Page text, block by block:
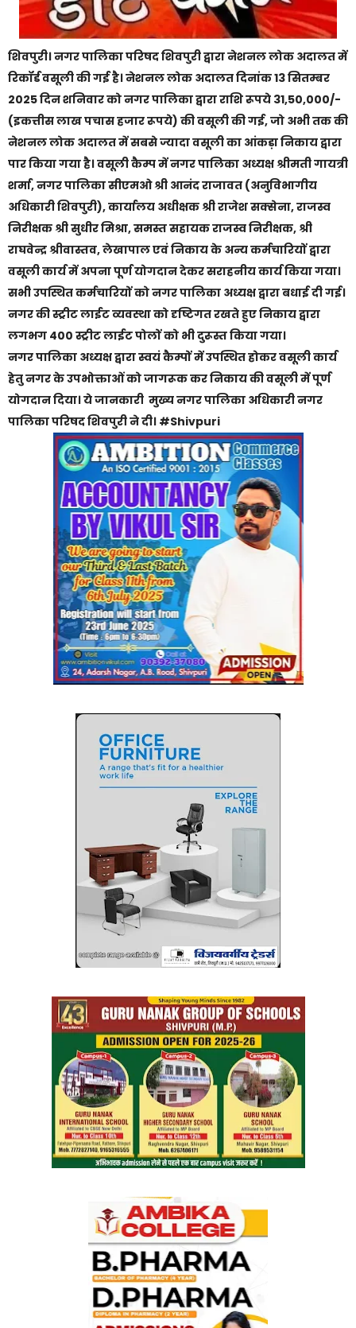
शिवपुरी। नगर पालिका परिषद शिवपुरी द्वारा नेशनल लोक अदालत में
रिकॉर्ड वसूली की गई है। नेशनल लोक अदालत दिनांक 13 सितम्बर
2025 दिन शनिवार को नगर पालिका द्वारा राशि रूपये 31,50,000/-
(इकत्तीस लाख पचास हजार रूपये) की वसूली की गई, जो अभी तक की
नेशनल लोक अदालत में सबसे ज्यादा वसूली का आंकड़ा निकाय द्वारा
पार किया गया है। वसूली कैम्प में नगर पालिका अध्यक्ष श्रीमती गायत्री
शर्मा, नगर पालिका सीएमओ श्री आनंद राजावत (अनुविभागीय
अधिकारी शिवपुरी), कार्यालय अधीक्षक श्री राजेश सक्सेना, राजस्व
निरीक्षक श्री सुधीर मिश्रा, समस्त सहायक राजस्व निरीक्षक, श्री
राघवेन्द्र श्रीवास्तव, लेखापाल एवं निकाय के अन्य कर्मचारियों द्वारा
वसूली कार्य में अपना पूर्ण योगदान देकर सराहनीय कार्य किया गया।
सभी उपस्थित कर्मचारियों को नगर पालिका अध्यक्ष द्वारा बधाई दी गई।
नगर की स्ट्रीट लाईट व्यवस्था को दृष्टिगत रखते हुए निकाय द्वारा
लगभग 400 स्ट्रीट लाईट पोलों को भी दुरूस्त किया गया।
नगर पालिका अध्यक्ष द्वारा स्वयं कैम्पों में उपस्थित होकर वसूली कार्य
हेतु नगर के उपभोक्ताओं को जागरूक कर निकाय की वसूली में पूर्ण
योगदान दिया। ये जानकारी मुख्य नगर पालिका अधिकारी नगर
पालिका परिषद शिवपुरी ने दी। #Shivpuri